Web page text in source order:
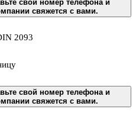
свой номер телефона и
свяжется с вами.
2093
свой номер телефона и
свяжется с вами.